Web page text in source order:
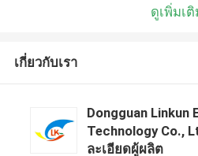
ดูเพิ่มเติ
เกี่ยวกับเรา
Dongguan Linkun
Technology Co.,
ละเอียดผู้ผลิต